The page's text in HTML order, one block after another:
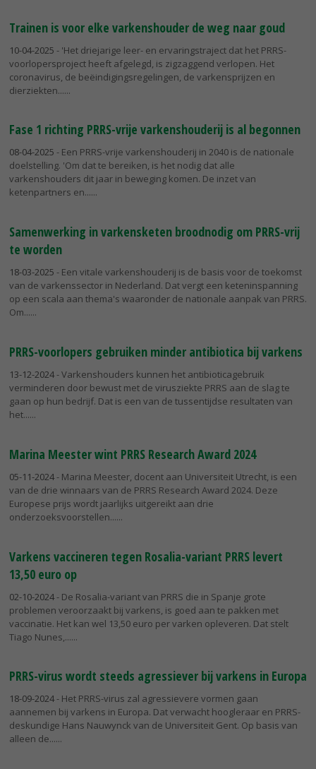
Trainen is voor elke varkenshouder de weg naar goud
10-04-2025 - 'Het driejarige leer- en ervaringstraject dat het PRRS-
voorlopersproject heeft afgelegd, is zigzaggend verlopen. Het
coronavirus, de beëindigingsregelingen, de varkensprijzen en
dierziekten...
Fase 1 richting PRRS-vrije varkenshouderij is al begonnen
08-04-2025 - Een PRRS-vrije varkenshouderij in 2040 is de nationale
doelstelling. 'Om dat te bereiken, is het nodig dat alle
varkenshouders dit jaar in beweging komen. De inzet van
ketenpartners en...
Samenwerking in varkensketen broodnodig om PRRS-vrij
te worden
18-03-2025 - Een vitale varkenshouderij is de basis voor de toekomst
van de varkenssector in Nederland. Dat vergt een keteninspanning
op een scala aan thema's waaronder de nationale aanpak van PRRS.
Om...
PRRS-voorlopers gebruiken minder antibiotica bij varkens
13-12-2024- Varkenshouders kunnen het antibioticagebruik
verminderen door bewust met de virusziekte PRRS aan de slag te
gaan op hun bedrijf. Dat is een van de tussentijdse resultaten van
het...
Marina Meester wint PRRS Research Award 2024
05-11-2024- Marina Meester, docent aan Universiteit Utrecht, is een
van de drie winnaars van de PRRS Research Award 2024. Deze
Europese prijs wordt jaarlijks uitgereikt aan drie
onderzoeksvoorstellen...
Varkens vaccineren tegen Rosalia-variant PRRS levert
13,50 euro op
02-10-2024- De Rosalia-variant van PRRS die in Spanje grote
problemen veroorzaakt bij varkens, is goed aan te pakken met
vaccinatie. Het kan wel 13,50 euro per varken opleveren. Dat stelt
Tiago Nunes,...
PRRS-virus wordt steeds agressiever bij varkens in Europa
18-09-2024- Het PRRS-virus zal agressievere vormen gaan
aannemen bij varkens in Europa. Dat verwacht hoogleraar en PRRS-
deskundige Hans Nauwynck van de Universiteit Gent. Op basis van
alleen de...